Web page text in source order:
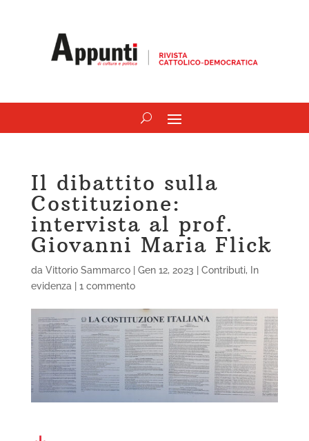
Il dibattito sulla
Costituzione:
intervista al prof.
Giovanni Maria Flick
da Vittorio Sammarco| Gen 12, 2023 Contributi,
In
evidenza
1 commento